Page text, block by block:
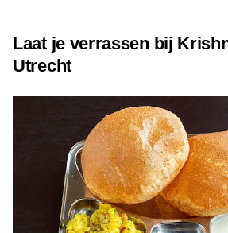
Laat je verrassen bij
Utrecht